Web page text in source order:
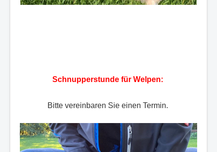
Schnupperstunde für Welpen:
Bitte vereinbaren Sie einen Termin.